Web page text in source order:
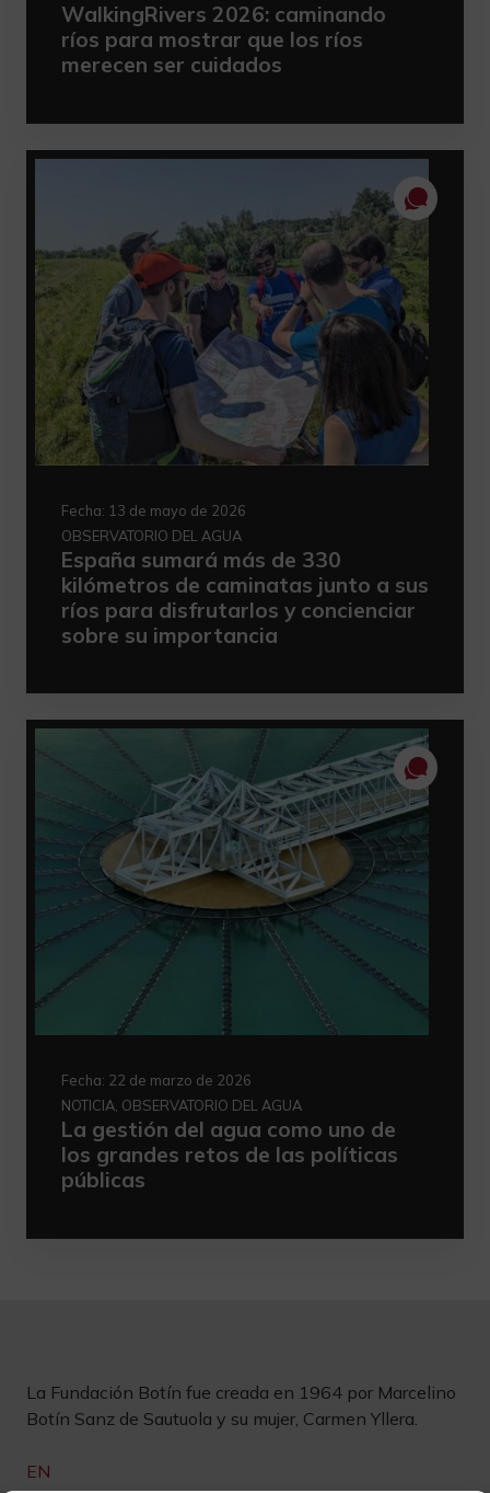
WalkingRivers 2026: caminando
ríos para mostrar que los ríos
merecen ser cuidados
Fecha: 13 de mayo de 2026
OBSERVATORIO DEL AGUA
España sumará más de 330
kilómetros de caminatas junto a sus
ríos para disfrutarlos y concienciar
sobre su importancia
Fecha: 22 de marzo de 2026
NOTICIA, OBSERVATORIO DEL AGUA
La gestión del agua como uno de
los grandes retos de las políticas
públicas
La Fundación Botín fue creada en 1964 por Marcelino
Botín Sanz de Sautuola y su mujer, Carmen Yllera.
EN